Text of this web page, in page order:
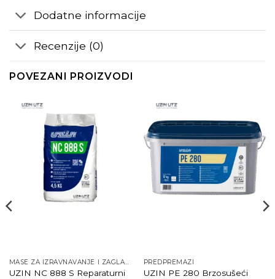
Dodatne informacije
Recenzije (0)
POVEZANI PROIZVODI
MASE ZA IZRAVNAVANJE I ZAGLAĐIVANJE
UZIN NC 888 S Reparaturni
PREDPREMAZI
UZIN PE 280 Brzosušeći